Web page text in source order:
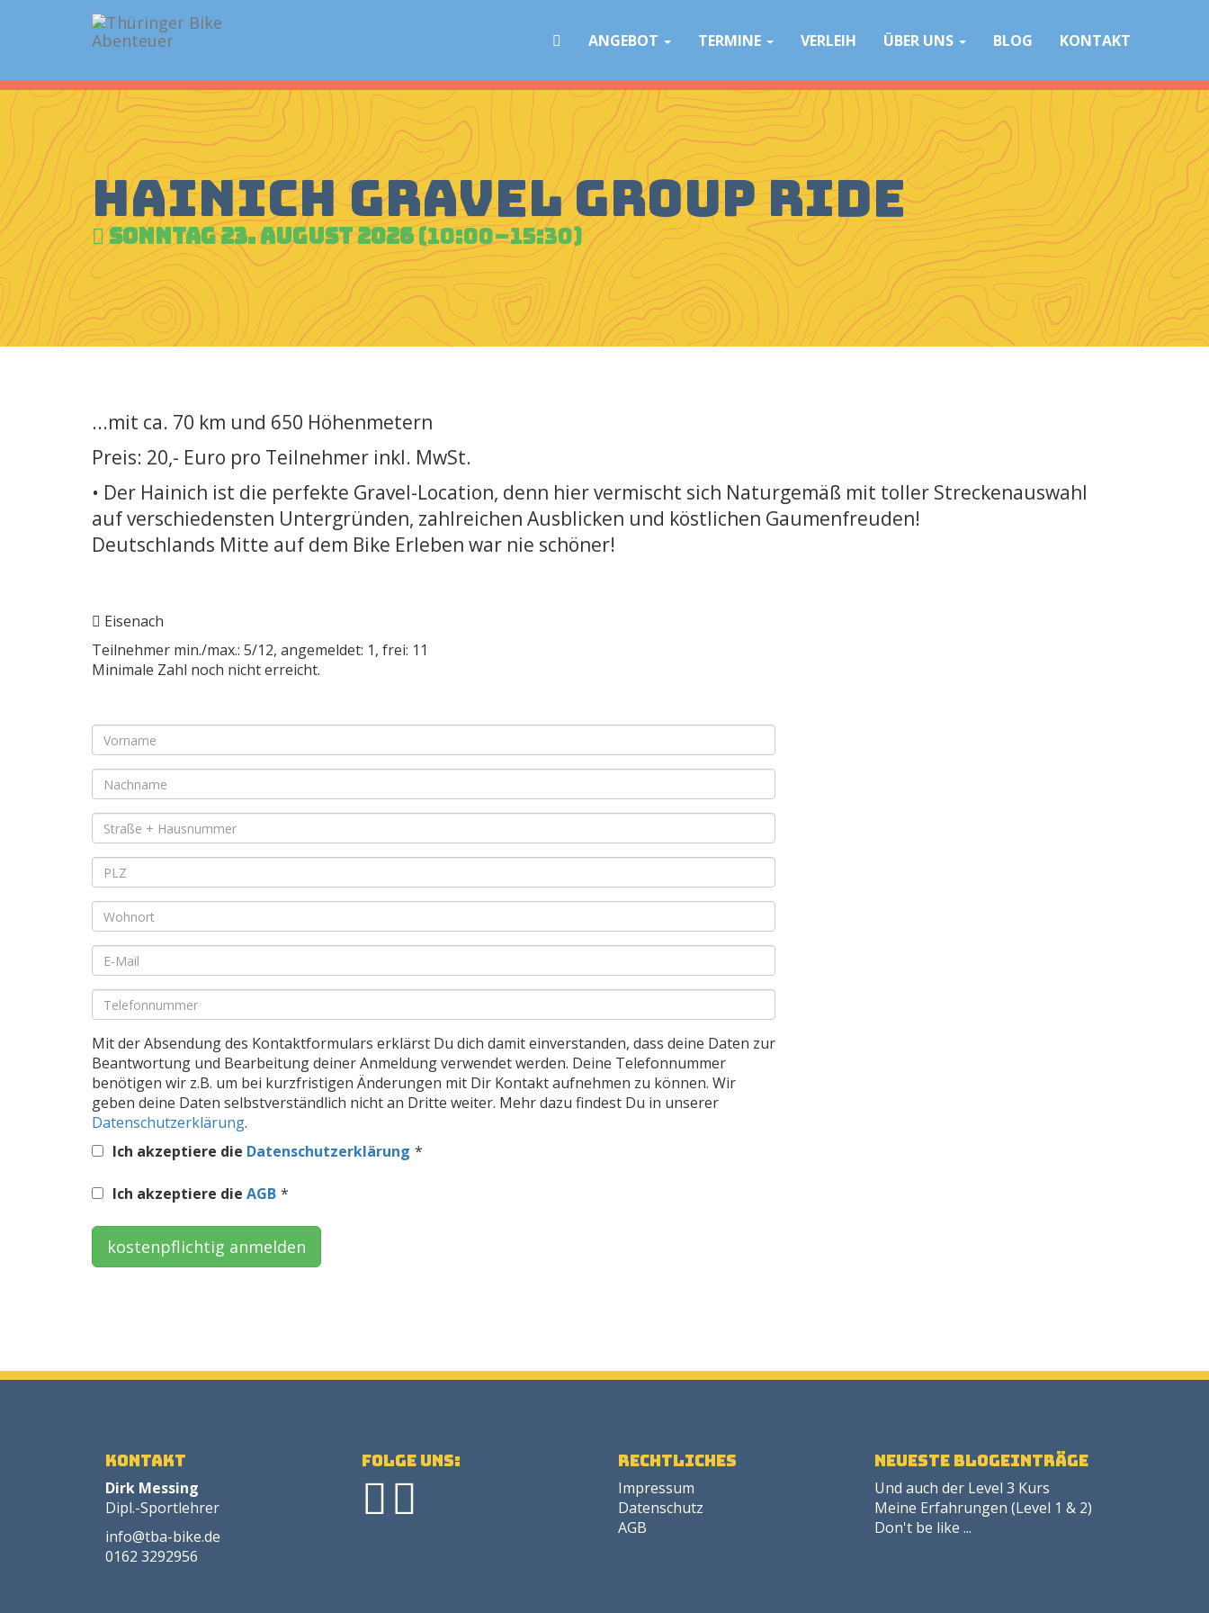
ANGEBOT TERMINE VERLEIH ÜBER UNS BLOG KONTAKT
Hainich Gravel Group Ride
Sonntag 23. August 2026(10:00–15:30)
...mit ca. 70 km und 650 Höhenmetern
Preis: 20,- Euro pro Teilnehmer inkl. MwSt.
• Der Hainich ist die perfekte Gravel-Location, denn hier vermischt sich Naturgemäß mit toller Streckenauswahl
auf verschiedensten Untergründen, zahlreichen Ausblicken und köstlichen Gaumenfreuden!
Deutschlands Mitte auf dem Bike Erleben war nie schöner!
Eisenach
Teilnehmer min./max.: 5/12, angemeldet: 1, frei: 11
Minimale Zahl noch nicht erreicht.
Pflichtfeld
Vorname
Pflichtfeld
Nachname
Pflichtfeld
Straße
+
Hausnummer*
Pflichtfeld
PLZ *
Pflichtfeld
Wohnort
Pflichtfeld
E-
Mail*
Pflichtfeld
Telefon*
Mit der Absendung des Kontaktformulars erklärst Du dich damit einverstanden, dass deine Daten zur
Beantwortung und Bearbeitung deiner Anmeldung verwendet werden. Deine Telefonnummer
benötigen wir z.B. um bei kurzfristigen Änderungen mit Dir Kontakt aufnehmen zu können. Wir
geben deine Daten selbstverständlich nicht an Dritte weiter. Mehr dazu findest Du in unserer
Datenschutzerklärung.
Ich akzeptiere die Datenschutzerklärung *
Ich akzeptiere die AGB *
kostenpflichtig anmelden
Kontakt
Dirk Messing
Dipl.-Sportlehrer
info@tba-bike.de
0162 3292956
Folge uns: Rechtliches
Impressum
Datenschutz
AGB
neueste Blogeinträge
Und auch der Level 3 Kurs
Meine Erfahrungen (Level 1 & 2)
Don't be like ...